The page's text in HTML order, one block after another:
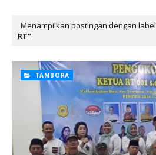
Menampilkan postingan dengan label
RT
TAMBORA